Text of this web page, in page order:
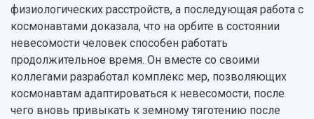
Кадровый резерв
Персоналии
Сотрудники и преподаватели
Заслуженные деятели
Структура университета
Мы в соцсетях
Мультимедиа
Подкасты
Просветительский проект "Одержимы
Образовательные программы
Профессорско-преподавательский состав
Расписание занятий
Стипендии
Аспирантура и докторантура
Справочные материалы
Научная инфраструктура
Научно-исследовательские подразделения
Структурная схема управления научно-
физиологических расстройств, а последующая работа с
космонавтами доказала, что на орбите в состоянии
невесомости человек способен работать
продолжительное время. Он вместе со своими
коллегами разработал комплекс мер, позволяющих
космонавтам адаптироваться к невесомости, после
чего вновь привыкать к земному тяготению после